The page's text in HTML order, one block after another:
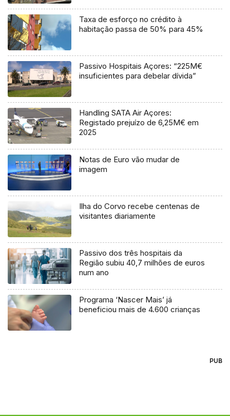
Taxa de esforço no crédito à
habitação passa de 50% para 45%
Passivo Hospitais Açores: “225M€
insuficientes para debelar dívida”
Handling SATA Air Açores:
Registado prejuízo de 6,25M€ em
2025
Notas de Euro vão mudar de
imagem
Ilha do Corvo recebe centenas de
visitantes diariamente
Passivo dos três hospitais da
Região subiu 40,7 milhões de euros
num ano
Programa ‘Nascer Mais’ já
beneficiou mais de 4.600 crianças
PUB